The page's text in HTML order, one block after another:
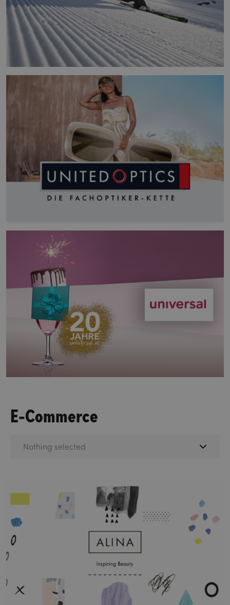
E-Commerce
Nothing selected